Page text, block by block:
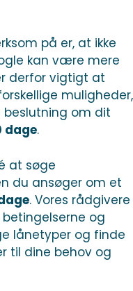
på er, at ikke
kan være mere
derfor vigtigt at
muligheder,
om dit
dage.
at søge
du ansøger om et
. Vores rådgivere
og
lånetyper og finde
til dine behov og